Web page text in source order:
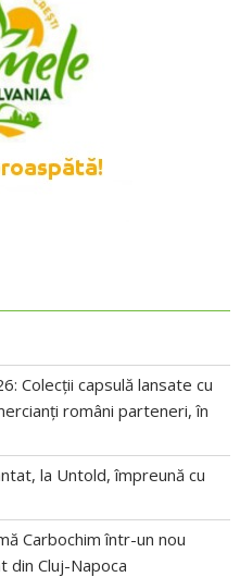
Colecții capsulă lansate cu
români parteneri, în
la Untold, împreună cu
Carbochim într-un nou
din Cluj-Napoca